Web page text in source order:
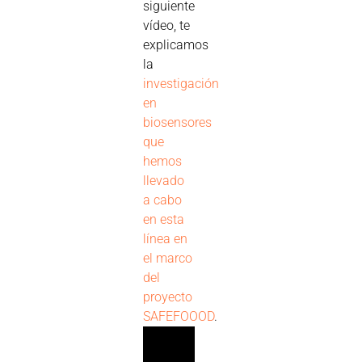
siguiente
vídeo, te
explicamos
la
investigación
en
biosensores
que
hemos
llevado
a cabo
en esta
línea en
el marco
del
proyecto
SAFEFOOOD.